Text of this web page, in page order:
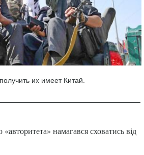
их имеет Китай.
намагався сховатись від